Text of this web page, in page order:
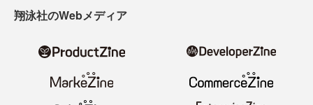
翔泳社のWebメディア